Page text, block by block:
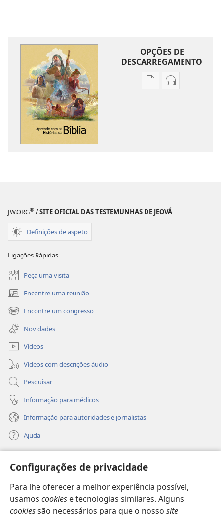
Configurações de privacidade
Para lhe oferecer a melhor experiência possível,
usamos cookies e tecnologias similares. Alguns
cookiessão necessários para que o nosso site
OPÇÕES DE
DESCARREGAMENTO
OpçõesOpções
JW.ORG® / SITE OFICIAL DAS TESTEMUNHAS DE JEOVÁ
Definições de aspeto
Ligações Rápidas
Peça uma visita
Encontre uma reunião
(abre
uma
nova
janela)
Encontre um congresso
(abre
uma
nova
janela)
Novidades
Vídeos
Vídeos com descrições áudio
Pesquisar
Informação para médicos
Informação para autoridades e jornalistas
Ajuda
(abre
uma
nova
janela)
BibliotecaOnline da Torre de Vigia™
(abre
uma
nova JW Hub